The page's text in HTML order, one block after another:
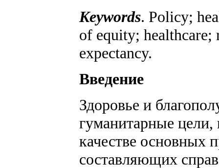
Keywords. Policy;
of equity;
expectancy.
Введение
Здоровье и
гуманитарные цели,
качестве основных
составляющих